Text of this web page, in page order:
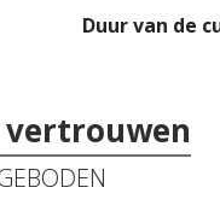
Duur van de
vertrouwen